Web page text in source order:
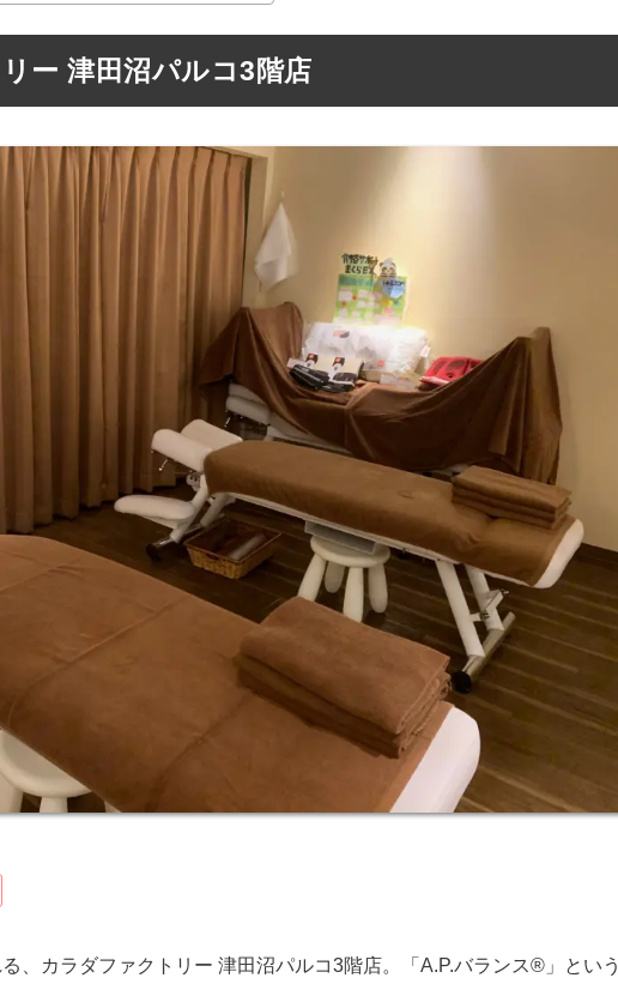
ー 津田沼パルコ3階店
、カラダファクトリー 津田沼パルコ3階店。「A.P.バランス®」という